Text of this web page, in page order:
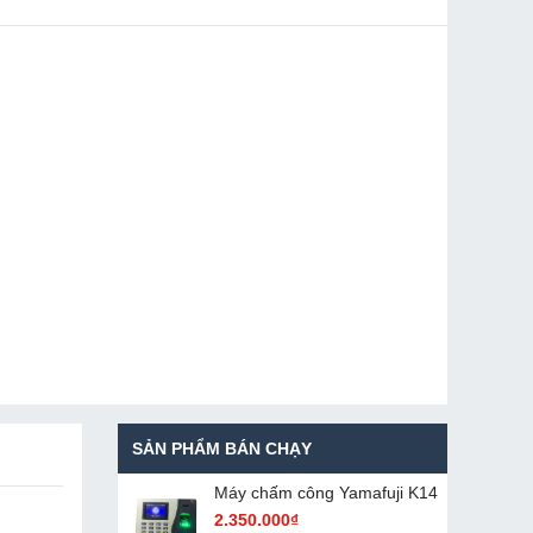
SẢN PHẨM BÁN CHẠY
Máy chấm cô​ng Yamafuji K14
2.350.000₫